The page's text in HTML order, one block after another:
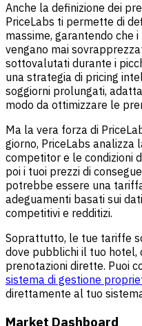
Anche la definizione dei
PriceLabs ti permette di
massime, garantendo che
vengano mai
sottovalutati durante i
una strategia di pricing
soggiorni prolungati,
modo da ottimizzare le
Ma la vera forza di
giorno, PriceLabs analizza
competitor e le condizioni
poi i tuoi prezzi di
potrebbe essere una
adeguamenti basati sui
competitivi e redditizi.
Soprattutto, le tue tariffe
dove pubblichi il tuo
prenotazioni dirette. Puoi
sistema di gestione
direttamente al tuo
Market Dashboard